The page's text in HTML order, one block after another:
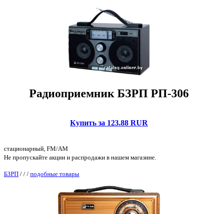
Радиоприемник БЗРП РП-306
Купить за 123.88 RUR
стационарный, FM/AM
Не пропускайте акции и распродажи в нашем магазине.
БЗРП / / / подобные товары